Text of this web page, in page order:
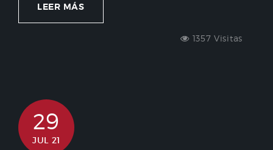
LEER MÁS
1357 Visitas
29
JUL 21